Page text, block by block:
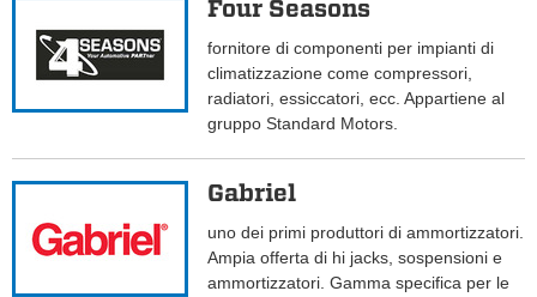
Four Seasons
fornitore di componenti per impianti di
climatizzazione come compressori,
radiatori, essiccatori, ecc. Appartiene al
gruppo Standard Motors.
Gabriel
uno dei primi produttori di ammortizzatori.
Ampia offerta di hi jacks, sospensioni e
ammortizzatori. Gamma specifica per le